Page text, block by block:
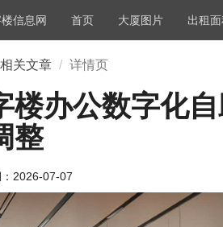
信息网 首页 大厦图片 出租
相关文章 详情页
楼办公数字化
整
2026-07-07